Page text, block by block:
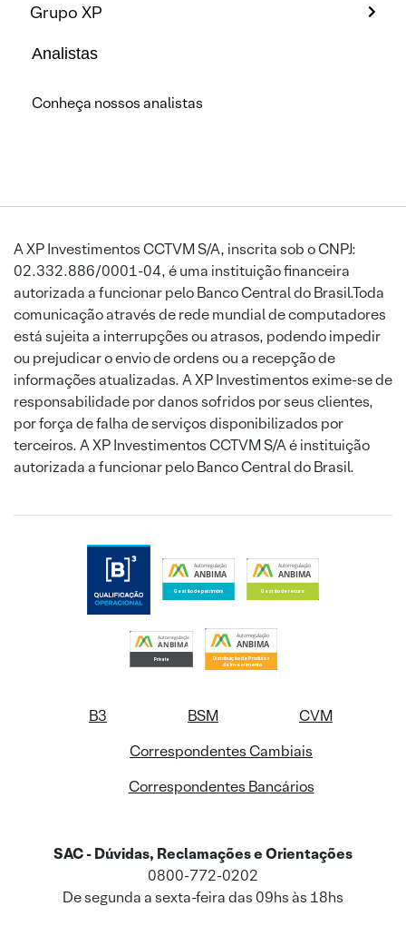
Grupo XP
Analistas
Conheça nossos analistas
A XP Investimentos CCTVM S/A, inscrita sob o CNPJ:
02.332.886/0001-04, é uma instituição financeira
autorizada a funcionar pelo Banco Central do Brasil.Toda
comunicação através de rede mundial de computadores
está sujeita a interrupções ou atrasos, podendo impedir
ou prejudicar o envio de ordens ou a recepção de
informações atualizadas. A XP Investimentos exime-se de
responsabilidade por danos sofridos por seus clientes,
por força de falha de serviços disponibilizados por
terceiros. A XP Investimentos CCTVM S/A é instituição
autorizada a funcionar pelo Banco Central do Brasil.
B3 BSM
CVM
Correspondentes Cambiais
Correspondentes Bancários
SAC - Dúvidas, Reclamações e Orientações
0800-772-0202
De segunda a sexta-feira das 09hs às 18hs